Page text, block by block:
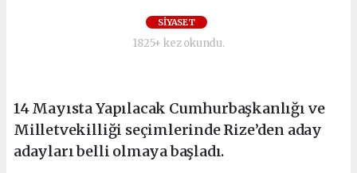
SİYASET
1825+ kez okundu.
14 Mayısta Yapılacak Cumhurbaşkanlığı ve
Milletvekilliği seçimlerinde Rize’den aday
adayları belli olmaya başladı.